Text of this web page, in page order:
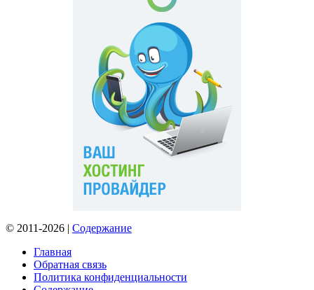
© 2011-2026 | Содержание
Главная
Обратная связь
Политика конфиденциальности